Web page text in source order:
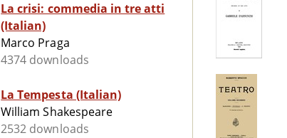
La crisi: commedia in tre atti
(Italian)
Marco Praga
4374 downloads
La Tempesta (Italian)
William Shakespeare
2532 downloads